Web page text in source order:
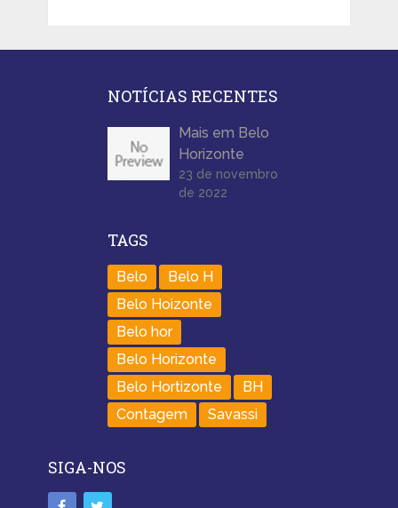
NOTÍCIAS RECENTES
Mais em Belo
Horizonte
23 de novembro
de 2022
TAGS
Belo
Belo H
Belo Hoizonte
Belo hor
Belo Horizonte
Belo Hortizonte
BH
Contagem
Savassi
SIGA-NOS